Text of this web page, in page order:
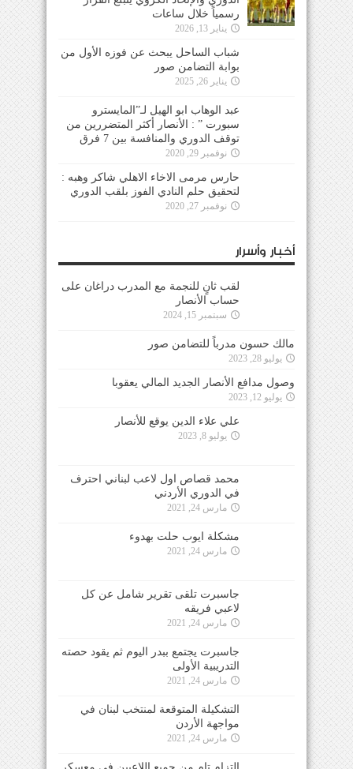
رسمياً خلال ساعات
يناير 13, 2026
شباب الساحل يبحث عن فوزه الأول من
بوابة التضامن صور
يناير 26, 2025
عبد الوهاب ابو الهيل لـ”المايسترو
سبورت ” : الأنصار أكثر المتضررين من
توقف الدوري والمنافسة بين 7 فرق
نوفمبر 29, 2020
حارس مرمى الاخاء الاهلي شاكر وهبه :
لتحقيق حلم النادي الفوز بلقب الدوري
نوفمبر 27, 2020
أخبار وأسرار
لقب ثانٍ للنجمة مع المدرب دراغان على
حساب الأنصار
سبتمبر 15, 2024
مالك حسون مدرباً للتضامن صور
يوليو 28, 2023
وصول مدافع الأنصار الجديد المالي يعقوبا
يوليو 12, 2023
علي علاء الدين يوقع للأنصار
يوليو 8, 2023
محمد قصاص اول لاعب لبناني احترف
في الدوري الأردني
مارس 24, 2021
مشكلة ايوب حلت بهدوء
مارس 24, 2021
جاسبرت تلقى تقرير شامل عن كل
لاعبي فريقه
مارس 24, 2021
جاسبرت يجتمع ببدر اليوم ثم يقود حصته
التدريبية الأولى
مارس 24, 2021
التشكيلة المتوقعة لمنتخب لبنان في
مواجهة الأردن
مارس 24, 2021